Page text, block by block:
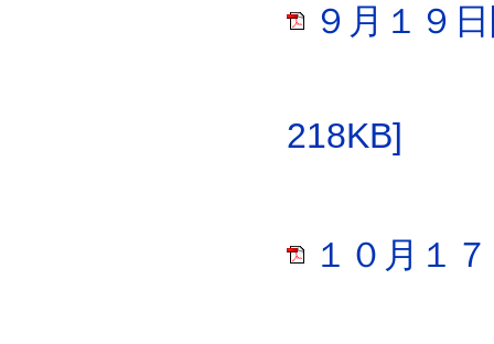
９月１９
218KB]
１０月１